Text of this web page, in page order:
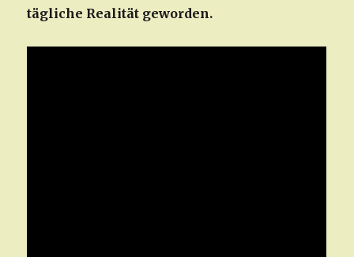
tägliche Realität geworden.